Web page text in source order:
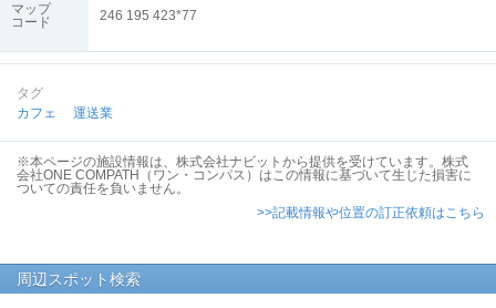
マップ
コード
246 195 423*77
タグ
カフェ
運送業
※本ページの施設情報は、株式会社ナビットから提供を受けています。株式
会社ONE COMPATH（ワン・コンパス）はこの情報に基づいて生じた損害に
ついての責任を負いません。
>>記載情報や位置の訂正依頼はこちら
周辺スポット検索